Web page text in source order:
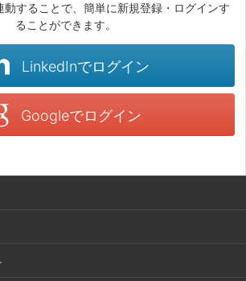
動することで、簡単に新規登録・ログインす
ることができます。
LinkedInでログイン
Googleでログイン